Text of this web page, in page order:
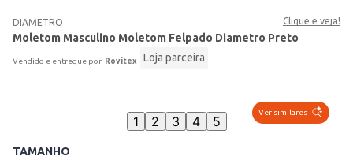
DIAMETRO Clique e veja!
Moletom Masculino Moletom Felpado Diametro Preto
Rovitex Loja parceira
Ver similares
1 2 3 4 5
TAMANHO